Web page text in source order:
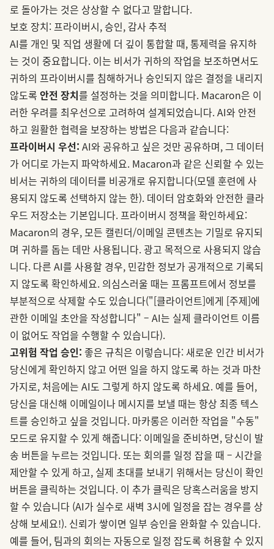
로 돌아가는 것은 상상할 수 없다고 말합니다.
보호 장치: 프라이버시, 승인, 감사 추적
AI를 개인 및 직업 생활에 더 깊이 통합할 때, 통제력을 유지하
는 것이 중요합니다. 이는 비서가 귀하의 작업을 보조하면서도
귀하의 프라이버시를 침해하거나 승인되지 않은 결정을 내리지
않도록 안전 장치를 설정하는 것을 의미합니다. Macaron은 이
러한 우려를 최우선으로 고려하여 설계되었습니다. AI와 안전
하고 원활한 협력을 보장하는 방법은 다음과 같습니다:
프라이버시 우선: AI와 공유하고 싶은 것만 공유하며, 그 데이터
가 어디로 가는지 파악하세요. Macaron과 같은 신뢰할 수 있는
비서는 귀하의 데이터를 비공개로 유지합니다(모델 훈련에 사
용되지 않도록 선택하지 않는 한). 데이터 암호화와 안전한 클라
우드 저장소는 기본입니다. 프라이버시 정책을 확인하세요:
Macaron의 경우, 모든 캘린더/이메일 콘텐츠는 기밀로 유지되
며 귀하를 돕는 데만 사용됩니다. 광고 목적으로 사용되지 않습
니다. 다른 AI를 사용할 경우, 민감한 정보가 공개적으로 기록되
지 않도록 확인하세요. 의심스러울 때는 프롬프트에서 정보를
부분적으로 삭제할 수도 있습니다("[클라이언트]에게 [주제]에
관한 이메일 초안을 작성합니다" – AI는 실제 클라이언트 이름
이 없어도 작업을 수행할 수 있습니다).
고위험 작업 승인: 좋은 규칙은 이렇습니다: 새로운 인간 비서가
당신에게 확인하지 않고 어떤 일을 하지 않도록 하는 것과 마찬
가지로, 처음에는 AI도 그렇게 하지 않도록 하세요. 예를 들어,
당신을 대신해 이메일이나 메시지를 보낼 때는 항상 최종 텍스
트를 승인하고 싶을 것입니다. 마카롱은 이러한 작업을 "수동"
모드로 유지할 수 있게 해줍니다: 이메일을 준비하면, 당신이 발
송 버튼을 누르는 것입니다. 또는 회의를 일정 잡을 때 – 시간을
제안할 수 있게 하고, 실제 초대를 보내기 위해서는 당신이 확인
버튼을 클릭하는 것입니다. 이 추가 클릭은 당혹스러움을 방지
할 수 있습니다 (AI가 실수로 새벽 3시에 일정을 잡는 경우를 상
상해 보세요!). 신뢰가 쌓이면 일부 승인을 완화할 수 있습니다.
예를 들어, 팀과의 회의는 자동으로 일정 잡도록 허용할 수 있지